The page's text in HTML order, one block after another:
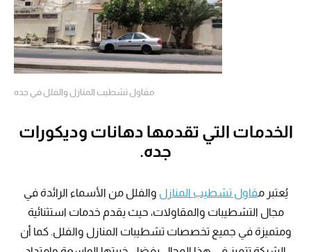
مقاول تشطيب المنازل والفلل في جده
الخدمات التي تقدمها دهانات وديكورات
جده.
يُعتبر مقاول تشطيب المنازل والفلل من الأسماء الرائدة في
مجال التشطيبات والمقاولات، حيث يقدم خدمات استثنائية
ومتميزة في جميع تخصصات تشطيبات المنازل والفلل. كما أن